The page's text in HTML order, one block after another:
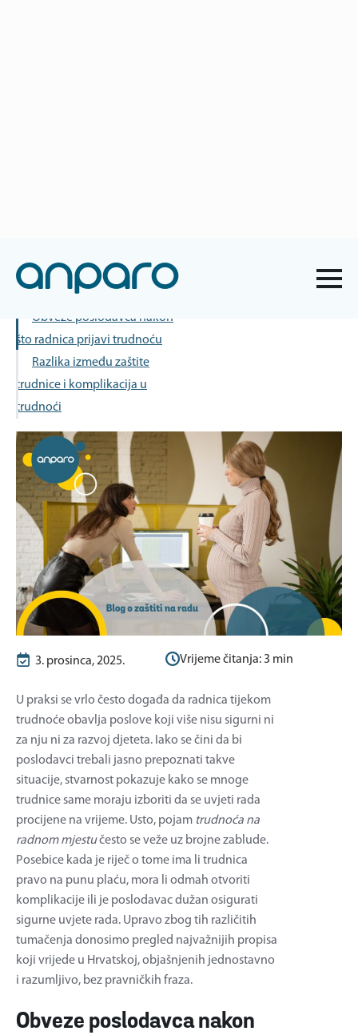
Sadržaj
Obveze poslodavca nakon
što radnica prijavi trudnoću
Razlika između zaštite
trudnice i komplikacija u
trudnoći
3. prosinca, 2025. Vrijeme čitanja: 3 min
U praksi se vrlo često događa da radnica tijekom
trudnoće obavlja poslove koji više nisu sigurni ni
za nju ni za razvoj djeteta. Iako se čini da bi
poslodavci trebali jasno prepoznati takve
situacije, stvarnost pokazuje kako se mnoge
trudnice same moraju izboriti da se uvjeti rada
procijene na vrijeme. Usto, pojam trudnoća na
radnom mjestučesto se veže uz brojne zablude.
Posebice kada je riječ o tome ima li trudnica
pravo na punu plaću, mora li odmah otvoriti
komplikacije ili je poslodavac dužan osigurati
sigurne uvjete rada. Upravo zbog tih različitih
tumačenja donosimo pregled najvažnijih propisa
koji vrijede u Hrvatskoj, objašnjenih jednostavno
i razumljivo, bez pravničkih fraza.
Obveze poslodavca nakon